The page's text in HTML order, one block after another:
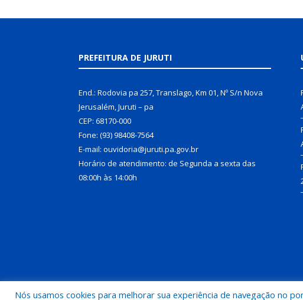
PREFEITURA DE JURUTI
End.: Rodovia pa 257, Translago, Km 01, Nº S/n Nova
Jerusalém, Juruti – pa
CEP: 68170-000
Fone: (93) 98408-7564
E-mail: ouvidoria@juruti.pa.gov.br
Horário de atendimento: de Segunda a sexta das
08:00h às 14:00h
Nós usamos cookies para melhorar sua experiência de navegação no